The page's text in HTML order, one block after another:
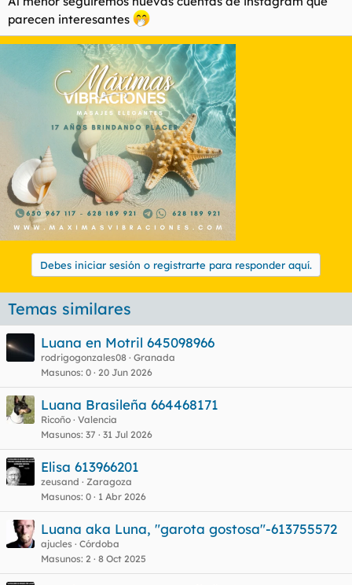
parecen interesantes
Debes iniciar sesión o registrarte para responder aquí.
Temas similares
Luana en Motril 645098966
rodrigogonzales08 Granada
Masunos 0 20 Jun 2026
Luana Brasileña 664468171
Ricoño Valencia
Masunos 37 31 Jul 2026
Elisa 613966201
zeusand
Zaragoza
Masunos 0 1 Abr 2026
Luana aka Luna, "garota gostosa"-613755572
ajucles Córdoba
Masunos 2 8 Oct 2025